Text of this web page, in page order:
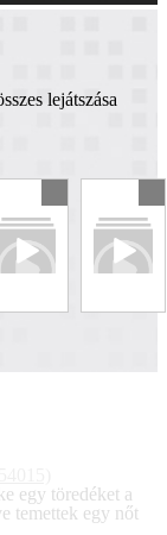
lejátszása
egy töredéket a
temettek egy nőt